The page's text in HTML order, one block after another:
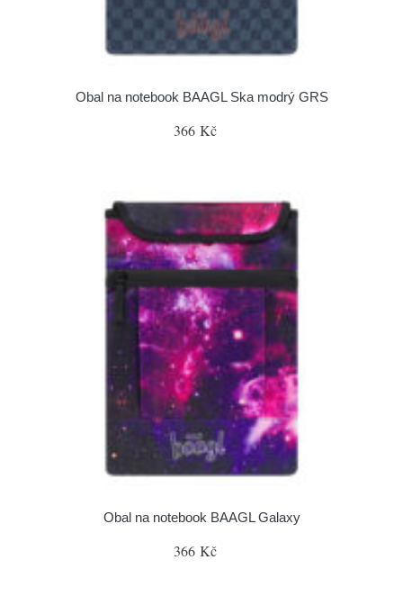
Obal na notebook BAAGL Ska modrý GRS
366 Kč
Obal na notebook BAAGL Galaxy
366 Kč